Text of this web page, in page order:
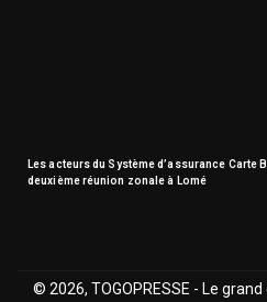
Les acteurs du Système d’assurance Carte
deuxième réunion zonale à Lomé
© 2026, TOGOPRESSE - Le